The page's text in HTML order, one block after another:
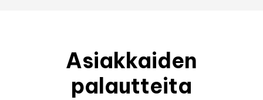
Asiakkaiden
palautteita